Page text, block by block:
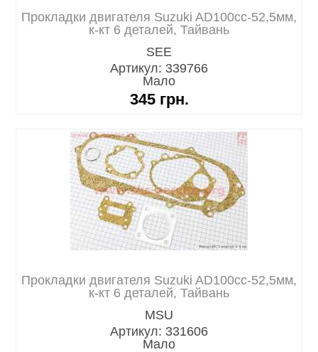
Прокладки двигателя Suzuki AD100cc-52,5мм,
к-кт 6 деталей, Тайвань
SEE
Артикул: 339766
Мало
345 грн.
Прокладки двигателя Suzuki AD100cc-52,5мм,
к-кт 6 деталей, Тайвань
MSU
Артикул: 331606
Мало